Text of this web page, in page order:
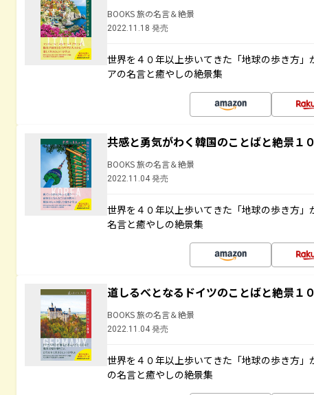
BOOKS 旅の名言＆絶景
2022.11.18 発売
世界を４０年以上歩いてきた「地球の歩き方
アの名言と癒やしの絶景集
共感と勇気がわく韓国のことばと絶景１
BOOKS 旅の名言＆絶景
2022.11.04 発売
世界を４０年以上歩いてきた「地球の歩き方
名言と癒やしの絶景集
道しるべとなるドイツのことばと絶景１
BOOKS 旅の名言＆絶景
2022.11.04 発売
世界を４０年以上歩いてきた「地球の歩き方
の名言と癒やしの絶景集